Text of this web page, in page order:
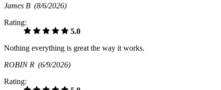
James B (8/6/2026)
Rating:
5.0
Nothing everything is great the way it works.
ROBIN R (6/9/2026)
Rating: